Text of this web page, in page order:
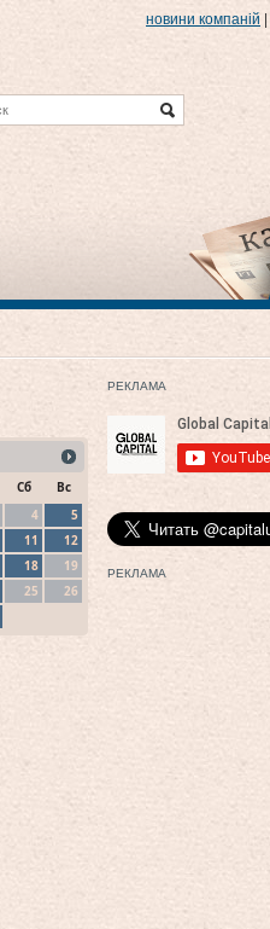
новини компаній
Сб
Вс
4
5
11
12
18
19
25
26
РЕКЛАМА
РЕКЛАМА